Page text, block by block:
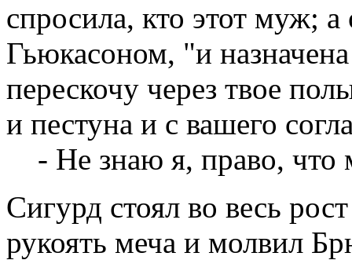
спросила, кто этот муж;
Гьюкасоном, "и
перескочу через твое
и пестуна и с вашего
- Не знаю я, право, что
Сигурд стоял во весь
рукоять меча и молвил